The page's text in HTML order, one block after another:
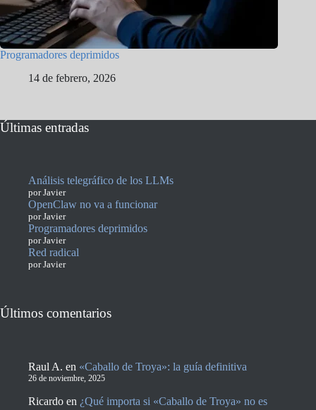
Programadores deprimidos
14 de febrero, 2026
Últimas entradas
Análisis telegráfico de los LLMs
por Javier
OpenClaw no va a funcionar
por Javier
Programadores deprimidos
por Javier
Red radical
por Javier
Últimos comentarios
Raul A. en «Caballo de Troya»: la guía definitiva
26 de noviembre, 2025
Ricardo en ¿Qué importa si «Caballo de Troya» no es